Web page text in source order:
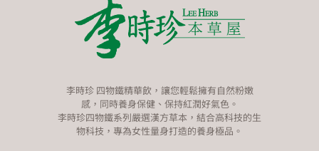
李時珍 四物鐵精華飲，讓您輕鬆擁有自然粉嫩
感，同時養身保健、保持紅潤好氣色。
李時珍四物鐵系列嚴選漢方草本，結合高科技的生
物科技，專為女性量身打造的養身極品。